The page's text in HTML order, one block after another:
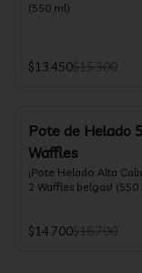
(550 ml)
$13.450$15.300
Pote de Helado
Waffles
¡Pote Helado Alta
2 Waffles belgas! (550
$14.700$16.700